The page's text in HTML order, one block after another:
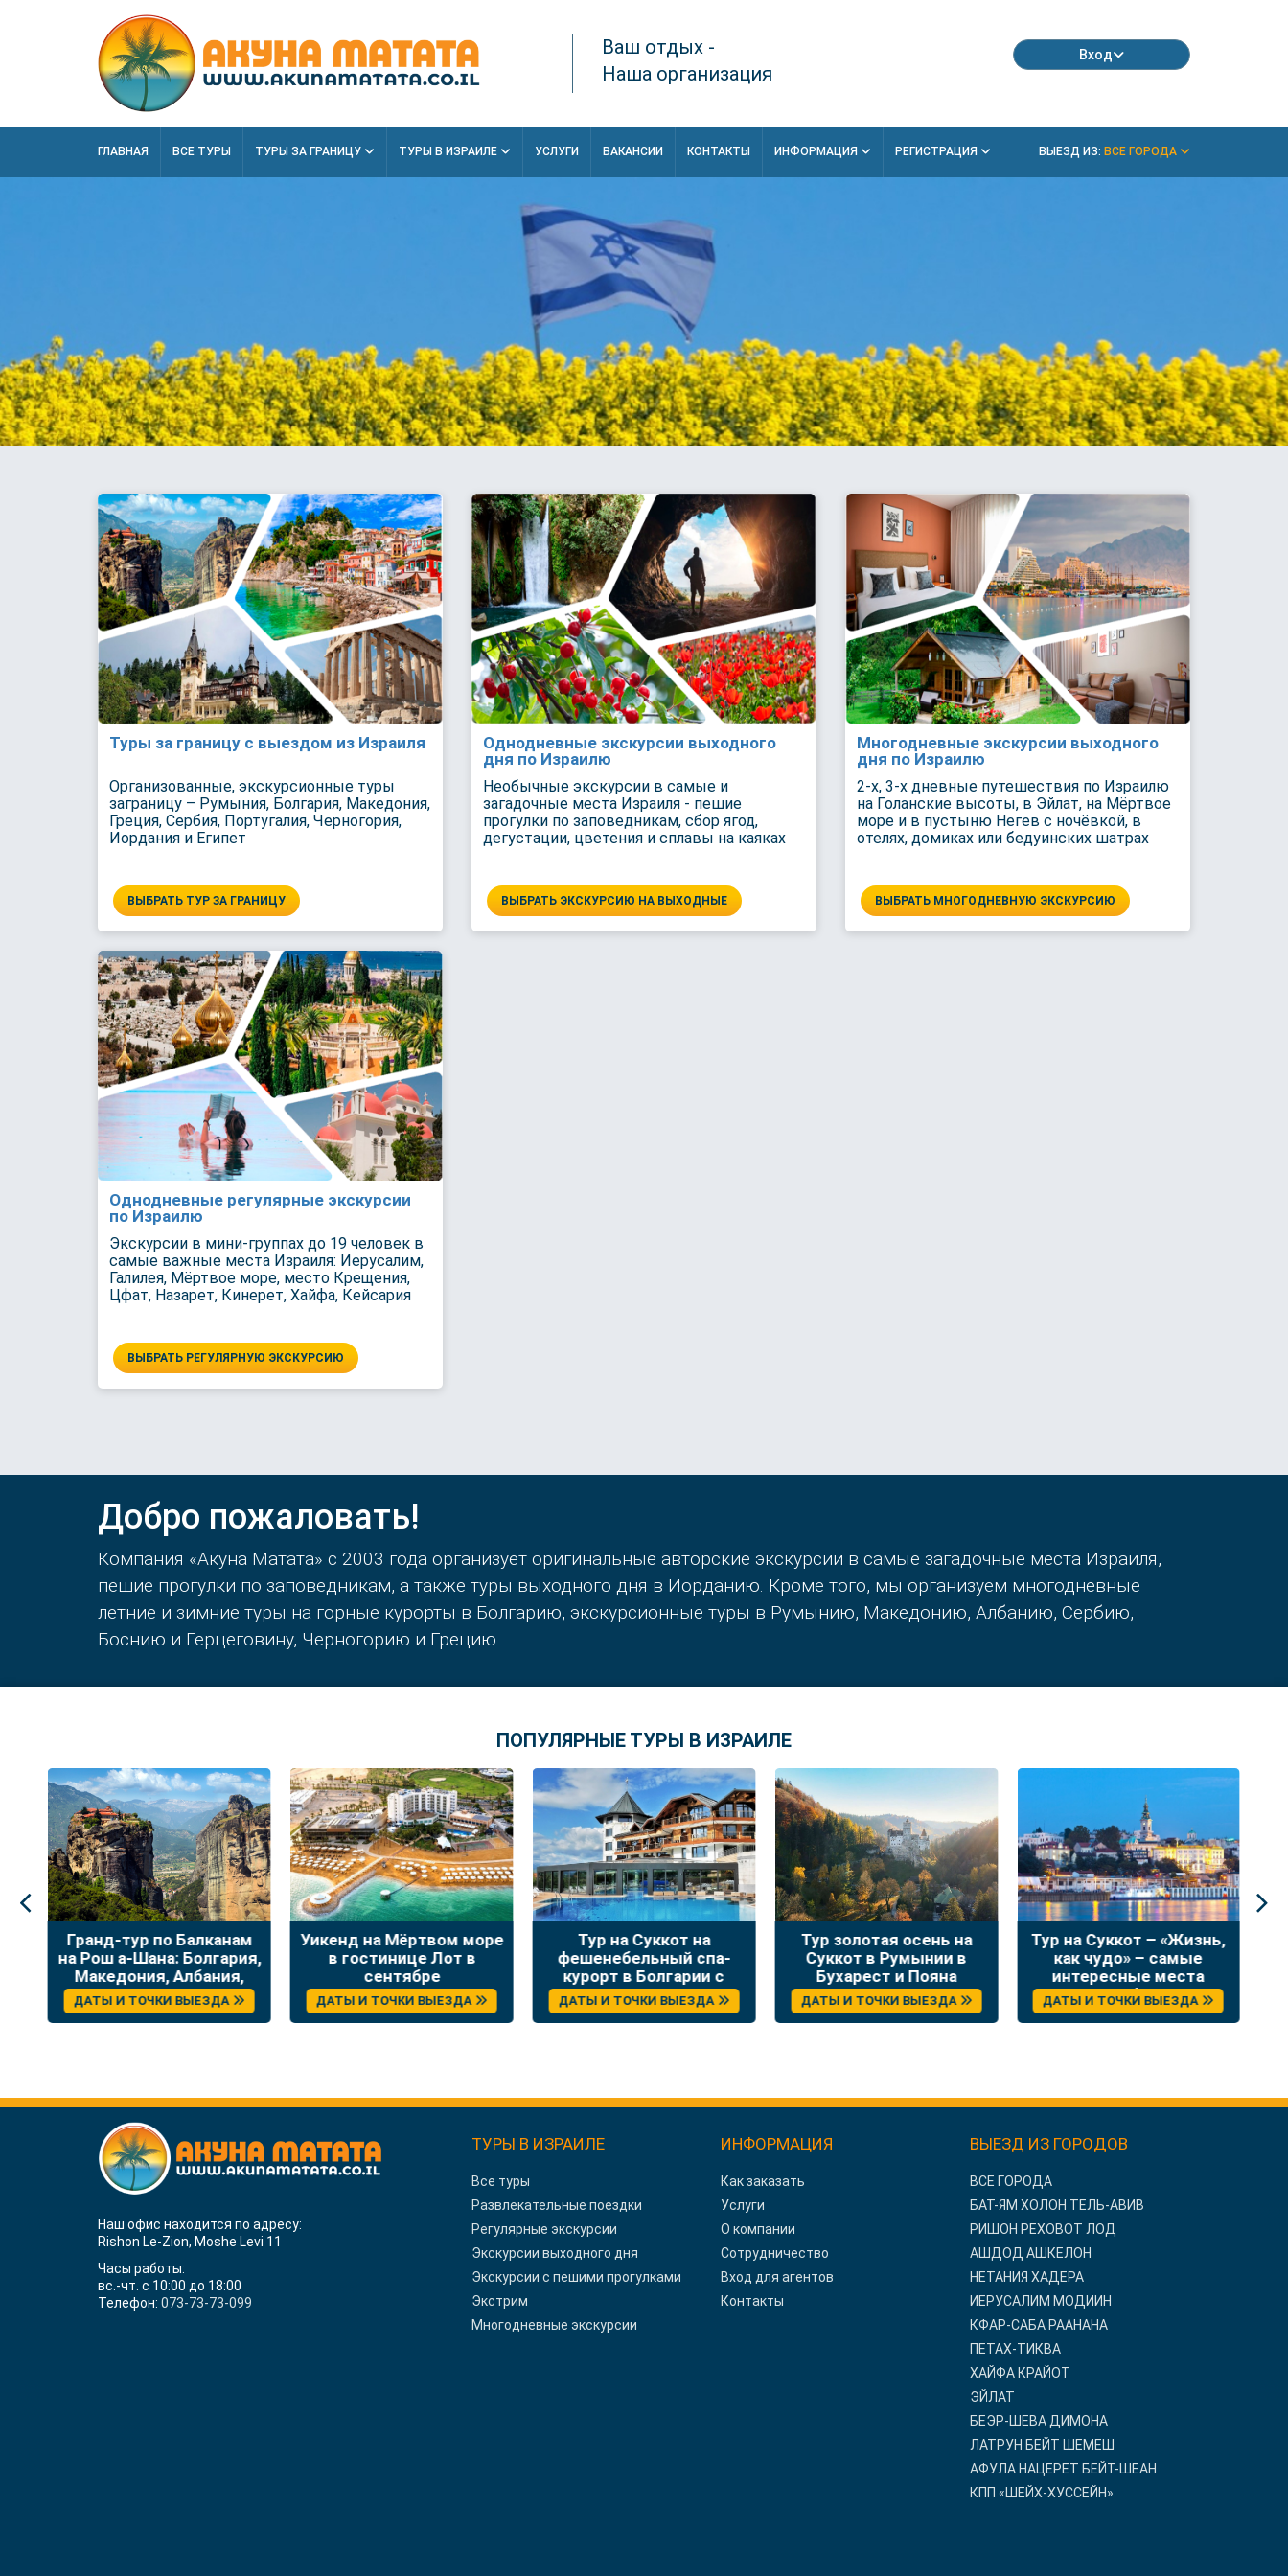
Ваш отдых -
Наша организация
Вход
ГЛАВНАЯ ВСЕ ТУРЫ ТУРЫ ЗА ГРАНИЦУ ТУРЫ В ИЗРАИЛЕ УСЛУГИ ВАКАНСИИ КОНТАКТЫ ИНФОРМАЦИЯ РЕГИСТРАЦИЯ ВЫЕЗД ИЗ: ВСЕ ГОРОДА
Туры за границу с выездом из Израиля
Организованные, экскурсионные туры
заграницу – Румыния, Болгария, Македония,
Греция, Сербия, Португалия, Черногория,
Иордания и Египет
ВЫБРАТЬ ТУР ЗА ГРАНИЦУ
Однодневные экскурсии выходного
дня по Израилю
Необычные экскурсии в самые и
загадочные места Израиля - пешие
прогулки по заповедникам, сбор ягод,
дегустации, цветения и сплавы на каяках
ВЫБРАТЬ ЭКСКУРСИЮ НА ВЫХОДНЫЕ
Многодневные экскурсии выходного
дня по Израилю
2-х, 3-х дневные путешествия по Израилю
на Голанские высоты, в Эйлат, на Мёртвое
море и в пустыню Негев с ночёвкой, в
отелях, домиках или бедуинских шатрах
ВЫБРАТЬ МНОГОДНЕВНУЮ ЭКСКУРСИЮ
Однодневные регулярные экскурсии
по Израилю
Экскурсии в мини-группах до 19 человек в
самые важные места Израиля: Иерусалим,
Галилея, Мёртвое море, место Крещения,
Цфат, Назарет, Кинерет, Хайфа, Кейсария
ВЫБРАТЬ РЕГУЛЯРНУЮ ЭКСКУРСИЮ
Добро пожаловать!
Компания «Акуна Матата» с 2003 года организует оригинальные авторские экскурсии в самые загадочные места Израиля,
пешие прогулки по заповедникам, а также туры выходного дня в Иорданию. Кроме того, мы организуем многодневные
летние и зимние туры на горные курорты в Болгарию, экскурсионные туры в Румынию, Македонию, Албанию, Сербию,
Боснию и Герцеговину, Черногорию и Грецию.
ПОПУЛЯРНЫЕ ТУРЫ В ИЗРАИЛЕ
Гранд-тур по Балканам
на Рош а-Шана: Болгария,
Македония, Албания,
Греция
ДАТЫ И ТОЧКИ ВЫЕЗДА
Уикенд на Мёртвом море
в гостинице Лот в
сентябре
ДАТЫ И ТОЧКИ ВЫЕЗДА
Тур на Суккот на
фешенебельный спа-
курорт в Болгарии с
отдыхом и экскурсиями
ДАТЫ И ТОЧКИ ВЫЕЗДА
Тур золотая осень на
Суккот в Румынии в
Бухарест и Пояна
Брашов
ДАТЫ И ТОЧКИ ВЫЕЗДА
Тур на Суккот – «Жизнь,
как чудо» – самые
интересные места
Сербии
ДАТЫ И ТОЧКИ ВЫЕЗДА
Наш офис находится по адресу:
Rishon Le-Zion, Moshe Levi 11
Часы работы:
вс.-чт. с 10:00 до 18:00
Телефон: 073-73-73-099
ТУРЫ В ИЗРАИЛЕ
Все туры
Развлекательные поездки
Регулярные экскурсии
Экскурсии выходного дня
Экскурсии с пешими прогулками
Экстрим
Многодневные экскурсии
ИНФОРМАЦИЯ
Как заказать
Услуги
О компании
Сотрудничество
Вход для агентов
Контакты
ВЫЕЗД ИЗ ГОРОДОВ
ВСЕ ГОРОДА
БАТ-ЯМ ХОЛОН ТЕЛЬ-АВИВ
РИШОН РЕХОВОТ ЛОД
АШДОД АШКЕЛОН
НЕТАНИЯ ХАДЕРА
ИЕРУСАЛИМ МОДИИН
КФАР-САБА РААНАНА
ПЕТАХ-ТИКВА
ХАЙФА КРАЙОТ
ЭЙЛАТ
БЕЭР-ШЕВА ДИМОНА
ЛАТРУН БЕЙТ ШЕМЕШ
АФУЛА НАЦЕРЕТ БЕЙТ-ШЕАН
КПП «ШЕЙХ-ХУССЕЙН»